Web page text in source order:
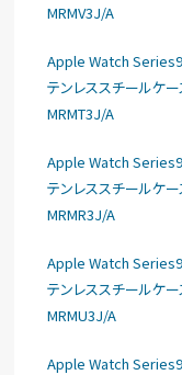
MRMV3J/A
Apple Watch
テンレススチールケ
MRMT3J/A
Apple Watch
テンレススチールケ
MRMR3J/A
Apple Watch
テンレススチールケ
MRMU3J/A
Apple Watch